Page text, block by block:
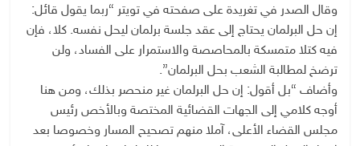
وقال الصدر في تغريدة على صفحته في تويتر “ربما يقول قائل:
إن حل البرلمان يحتاج إلى عقد جلسة برلمان ليحل نفسه. كلا، فإن
فيه كتلا متمسكة بالمحاصصة والاستمرار على الفساد، ولن
ترضخ لمطالبة الشعب بحل البرلمان”.
وأضاف “بل أقول: إن حل البرلمان غير منحصر بذلك، ومن هنا
أوجه كلامي إلى الجهات القضائية المختصة وبالأخص رئيس
مجلس القضاء الأعلى، آملا منهم تصحيح المسار وخصوصا بعد